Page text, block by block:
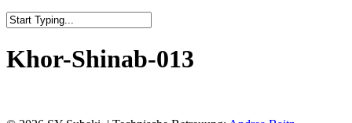
Search
Khor-Shinab-013